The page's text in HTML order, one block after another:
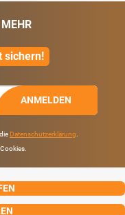
MEHR
sichern!
ANMELDEN
Datenschutzerklärung